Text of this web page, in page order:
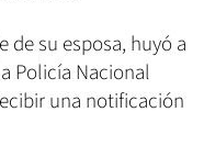
de su esposa, huyó a
Policía Nacional
una notificación